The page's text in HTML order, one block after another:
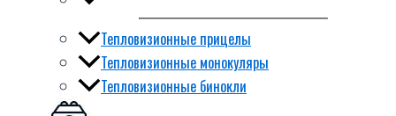
Тепловизионные прицелы
Тепловизионные монокуляры
Тепловизионные бинокли